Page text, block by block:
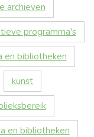
archieven
programma's
en bibliotheken
kunst
en bibliotheken